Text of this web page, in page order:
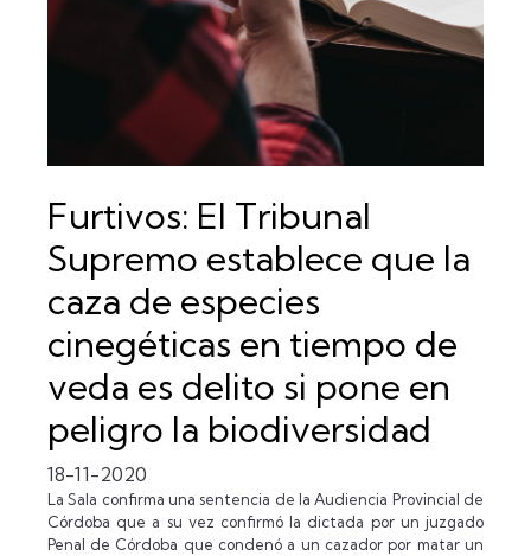
CONTACTO
Furtivos: El Tribunal
Supremo establece que la
caza de especies
cinegéticas en tiempo de
veda es delito si pone en
peligro la biodiversidad
18-11-2020
La Sala confirma una sentencia de la Audiencia Provincial de
Córdoba que a su vez confirmó la dictada por un juzgado
Penal de Córdoba que condenó a un cazador por matar un